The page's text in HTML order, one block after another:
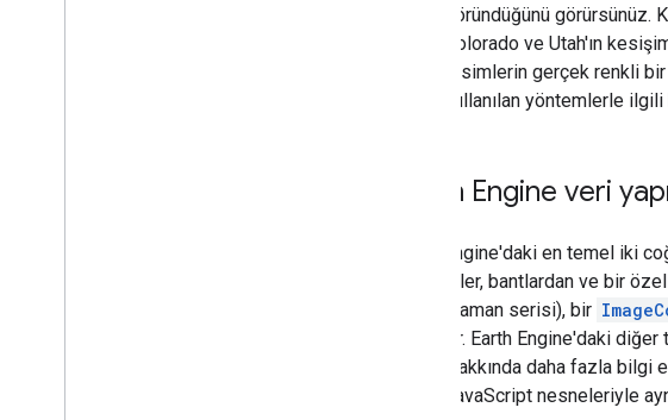
göründüğünü görürsünüz.
Colorado ve Utah'ın
resimlerin gerçek renkli
kullanılan yöntemlerle
Earth Engine veri
Earth Engine'daki en temel iki
Görüntüler, bantlardan ve bir
resim zaman serisi), bir
yönetilir. Earth Engine'daki diğer
türleri hakkında daha fazla bilgi
tarafı JavaScript nesneleriyle